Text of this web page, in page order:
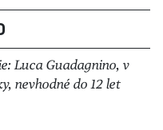
Luca Guadagnino, v
nevhodné do 12 let